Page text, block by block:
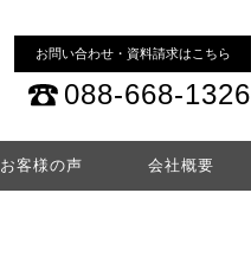
お問い合わせ・資料請求はこちら
088-668-1326
お客様の声 会社概要